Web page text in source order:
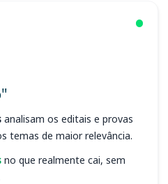
analisam os editais e provas
temas de maior relevância.
no que realmente cai, sem